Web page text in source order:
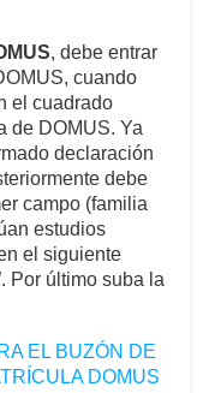
, debe entrar
cuando
el cuadrado
de DOMUS. Ya
declaración
debe
campo (familia
estudios
el siguiente
Por último suba la
EL BUZÓN DE
DOMUS